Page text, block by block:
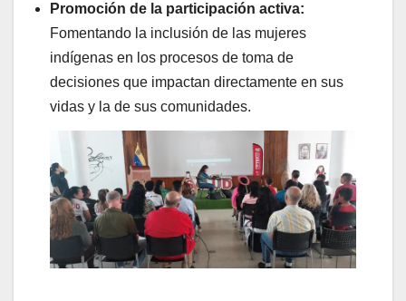
Promoción de la participación activa:
Fomentando la inclusión de las mujeres
indígenas en los procesos de toma de
decisiones que impactan directamente en sus
vidas y la de sus comunidades.